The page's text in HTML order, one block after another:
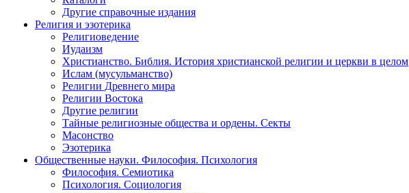
Другие справочные издания
Религия и эзотерика
Религиоведение
Иудаизм
Христианство. Библия. История христианской религии и церкви в целом
Ислам (мусульманство)
Религии Древнего мира
Религии Востока
Другие религии
Тайные религиозные общества и ордены. Секты
Масонство
Эзотерика
Общественные науки. Философия. Психология
Философия. Семиотика
Психология. Социология